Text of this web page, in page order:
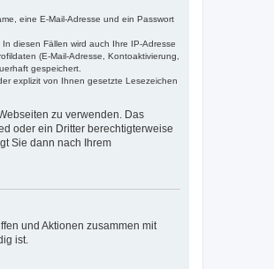
eine E-Mail-Adresse und ein Passwort
diesen Fällen wird auch Ihre IP-Adresse
(E-Mail-Adresse, Kontoaktivierung,
gespeichert.
explizit von Ihnen gesetzte Lesezeichen
zu verwenden. Das
oder ein Dritter berechtigterweise
Sie dann nach Ihrem
und Aktionen zusammen mit
ist.